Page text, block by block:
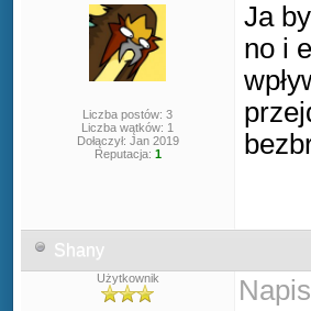
Liczba postów: 3
Liczba wątków: 1
Dołączył: Jan 2019
Reputacja: 1
Ja
no i
Shany
Użytkownik